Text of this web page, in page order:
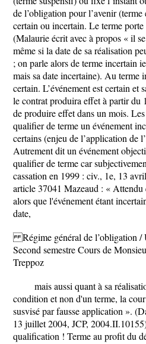
de l’obligation pour l’avenir
certain ou incertain. Le terme
(Malaurie écrit avec à propos « il
même si la date de sa réalisation
; on parle alors de terme incertain
mais sa date incertaine). Au terme
certain. L’événement est certain et
le contrat produira effet à partir du
de produire effet dans un mois.
qualifier de terme un événement
certains (enjeu de l’application de
Autrement dit un événement
qualifier de terme car
cassation en 1999 : civ., 1e, 13
article 37041 Mazeaud : « Attendu
alors que l'événement étant
date,
Régime général de l’obligation /
Second semestre Cours de
Treppoz
mais aussi quant à sa
condition et non d'un terme, la
susvisé par fausse application ».
13 juillet 2004, JCP,
qualification ! Terme au profit du